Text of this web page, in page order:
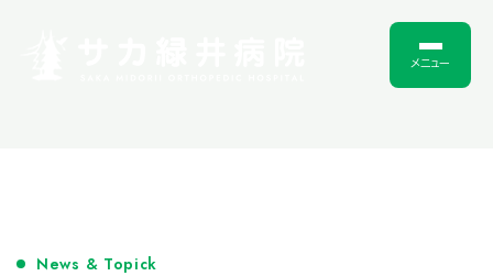
メニュー
News & Topick